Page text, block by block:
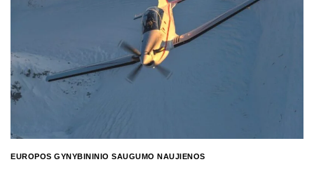
EUROPOS GYNYBININIO SAUGUMO NAUJIENOS